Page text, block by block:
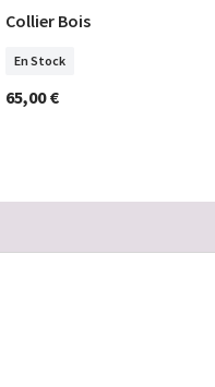
Collier Bois Flotté
En Stock
65,00 €